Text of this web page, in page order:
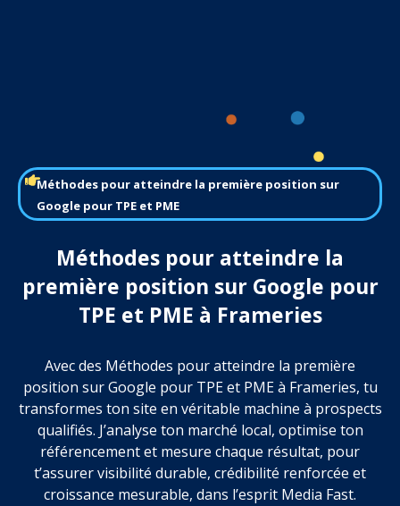
Méthodes pour atteindre la première position sur
Google pour TPE et PME
Méthodes pour atteindre la
première position sur Google pour
TPE et PME à Frameries
Avec des Méthodes pour atteindre la première
position sur Google pour TPE et PME à Frameries, tu
transformes ton site en véritable machine à prospects
qualifiés. J’analyse ton marché local, optimise ton
référencement et mesure chaque résultat, pour
t’assurer visibilité durable, crédibilité renforcée et
croissance mesurable, dans l’esprit Media Fast.